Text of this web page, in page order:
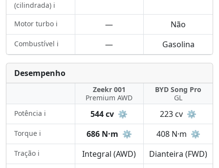
(cilindrada) ℹ️
Motor turbo ℹ️ — Não
Combustível ℹ️ — Gasolina
Desempenho
Zeekr 001
Premium AWD
BYD Song Pro
GL
Potência ℹ️
544 cv ⚙️ 223 cv ⚙️
Torque ℹ️ 686 N·m ⚙️ 408 N·m ⚙️
Tração ℹ️ Integral (AWD) Dianteira (FWD)